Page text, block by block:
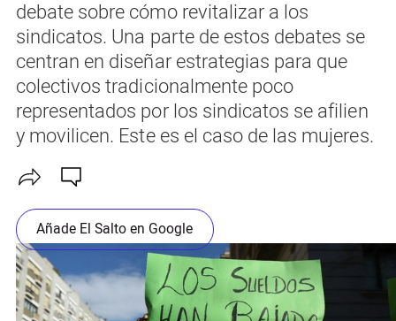
debate sobre cómo revitalizar a los
sindicatos. Una parte de estos debates se
centran en diseñar estrategias para que
colectivos tradicionalmente poco
representados por los sindicatos se afilien
y movilicen. Este es el caso de las mujeres.
Añade El Salto en Google